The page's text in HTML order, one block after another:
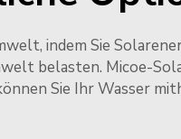
indem Sie
belasten. Micoe-
Sie Ihr Wasser